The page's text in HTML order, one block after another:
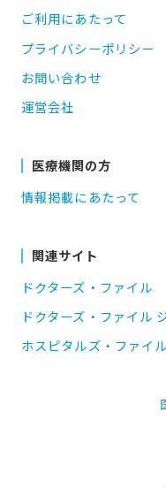
ご利用にあたって
プライバシーポリシー
お問い合わせ
運営会社
医療機関の方
情報掲載にあたって
関連サイト
ドクターズ・ファイル
ドクターズ・ファイル
ホスピタルズ・ファイル